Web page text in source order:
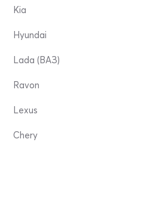
Kia
Hyundai
Lada (ВАЗ)
Ravon
Lexus
Chery